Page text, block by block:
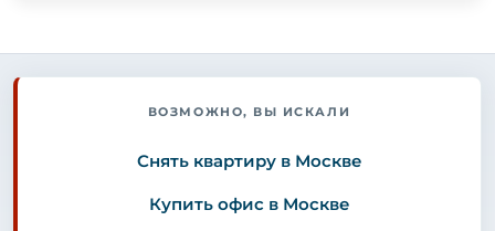
ВОЗМОЖНО, ВЫ ИСКАЛИ
Снять квартиру в Москве
Купить офис в Москве